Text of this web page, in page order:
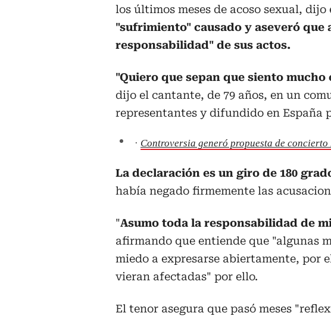
los últimos meses de acoso sexual,
"sufrimiento" causado y aseveró que
responsabilidad" de sus actos.
"Quiero que sepan que siento
dijo el cantante, de 79 años, en un
representantes y difundido en España
· Controversia generó propuesta de
La declaración es un giro de 180
había negado firmemente las
"Asumo toda la responsabilidad de
afirmando que entiende que "algunas
miedo a expresarse abiertamente, por
vieran afectadas" por ello.
El tenor asegura que pasó meses